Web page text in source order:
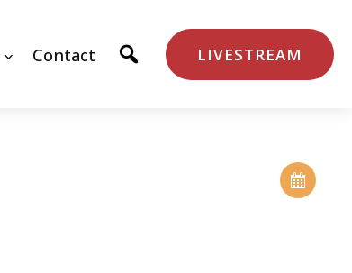
Contact LIVESTREAM